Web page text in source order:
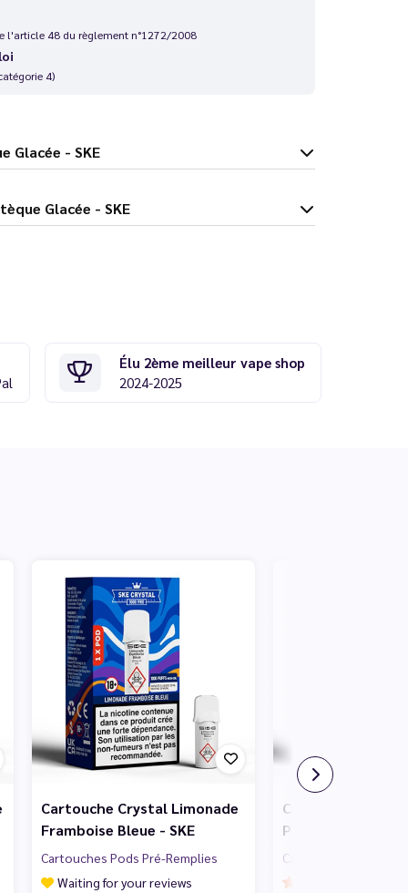
l'article 48 du règlement n°1272/2008
4)
Glacée - SKE
Pastèque Glacée - SKE
Élu 2ème meilleur vape shop
2024-2025
Cartouche Crystal Limonade
Framboise Bleue - SKE
Cartouches Pods Pré-Remplies
Waiting for your reviews
Cartouche
Passionfruit
Cartouches Pods